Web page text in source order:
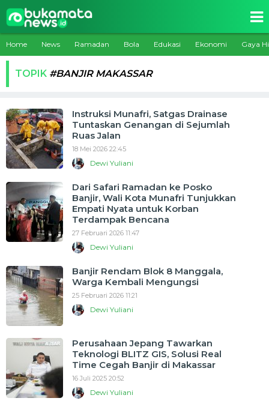
Home News Ramadan Bola Edukasi Ekonomi Gaya
TOPIK #BANJIR MAKASSAR
Instruksi Munafri, Satgas Drainase
Tuntaskan Genangan di Sejumlah
Ruas Jalan
18 Mei 2026 22:45
Dewi Yuliani
Dari Safari Ramadan ke Posko
Banjir, Wali Kota Munafri Tunjukkan
Empati Nyata untuk Korban
Terdampak Bencana
27 Februari 2026 11:47
Dewi Yuliani
Banjir Rendam Blok 8 Manggala,
Warga Kembali Mengungsi
25 Februari 2026 11:21
Dewi Yuliani
Perusahaan Jepang Tawarkan
Teknologi BLITZ GIS, Solusi Real
Time Cegah Banjir di Makassar
16 Juli 2025 20:52
Dewi Yuliani